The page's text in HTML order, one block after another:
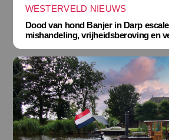
WESTERVELD NIEUWS
Dood van hond Banjer in Darp
mishandeling, vrijheidsberoving en